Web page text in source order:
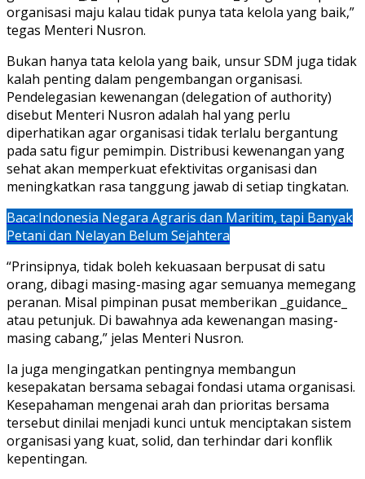
organisasi maju kalau tidak punya tata kelola yang baik,”
tegas Menteri Nusron.
Bukan hanya tata kelola yang baik, unsur SDM juga tidak
kalah penting dalam pengembangan organisasi.
Pendelegasian kewenangan (delegation of authority)
disebut Menteri Nusron adalah hal yang perlu
diperhatikan agar organisasi tidak terlalu bergantung
pada satu figur pemimpin. Distribusi kewenangan yang
sehat akan memperkuat efektivitas organisasi dan
meningkatkan rasa tanggung jawab di setiap tingkatan.
Baca:Indonesia Negara Agraris dan Maritim, tapi Banyak
Petani dan Nelayan Belum Sejahtera
“Prinsipnya, tidak boleh kekuasaan berpusat di satu
orang, dibagi masing-masing agar semuanya memegang
peranan. Misal pimpinan pusat memberikan _guidance_
atau petunjuk. Di bawahnya ada kewenangan masing-
masing cabang,” jelas Menteri Nusron.
Ia juga mengingatkan pentingnya membangun
kesepakatan bersama sebagai fondasi utama organisasi.
Kesepahaman mengenai arah dan prioritas bersama
tersebut dinilai menjadi kunci untuk menciptakan sistem
organisasi yang kuat, solid, dan terhindar dari konflik
kepentingan.